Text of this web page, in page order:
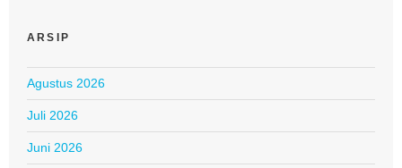
ARSIP
Agustus 2026
Juli 2026
Juni 2026